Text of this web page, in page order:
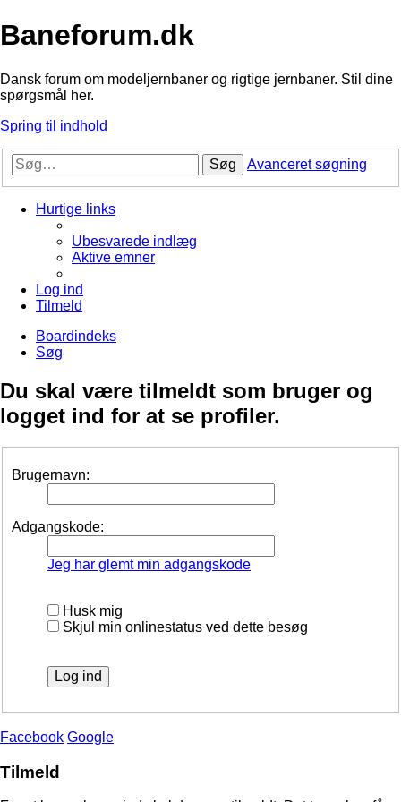
Baneforum.dk
Dansk forum om modeljernbaner og rigtige jernbaner. Stil dine
spørgsmål her.
Spring til indhold
Søg Avanceret søgning
Hurtige links
Ubesvarede indlæg
Aktive emner
Log ind
Tilmeld
Boardindeks
Søg
Du skal være tilmeldt som bruger og
logget ind for at se profiler.
Brugernavn:
Adgangskode:
Jeg har glemt min adgangskode
Husk mig
Skjul min onlinestatus ved dette besøg
Facebook Google
Tilmeld